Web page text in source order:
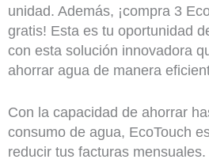
unidad. Además, ¡compra 3
gratis! Esta es tu oportunidad
con esta solución innovadora
ahorrar agua de manera
Con la capacidad de ahorrar
consumo de agua, EcoTouch
reducir tus facturas